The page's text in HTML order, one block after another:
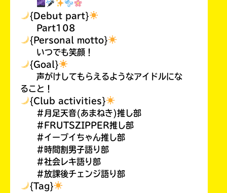
{Debut part}
Part108
{Personal motto}
いつでも笑顔！
{Goal}
声がけしてもらえるようなアイドルにな
ること！
{Club activities}
#月足天音(あまねき)推し部
#FRUTSZIPPER推し部
#イーブイちゃん推し部
#時間割男子語り部
#社会レキ語り部
#放課後チェンジ語り部
{Tag}